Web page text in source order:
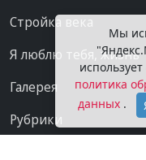
Стройка века
Я люблю тебя, жизнь
Галерея
Рубрики
Мы
политика
данных .